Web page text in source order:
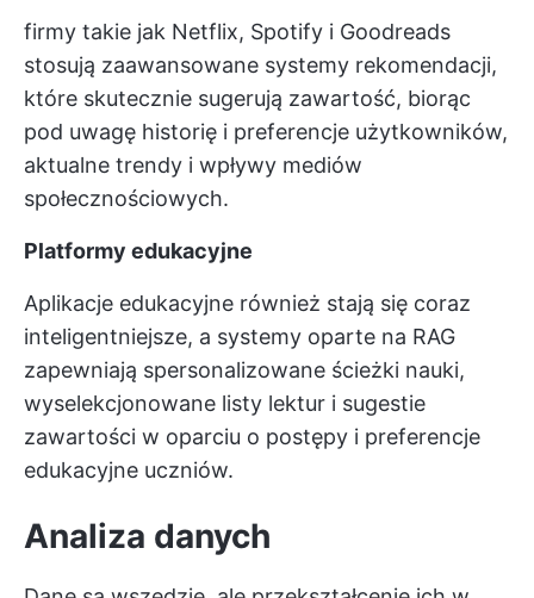
firmy takie jak Netflix, Spotify i Goodreads
stosują zaawansowane systemy rekomendacji,
które skutecznie sugerują zawartość, biorąc
pod uwagę historię i preferencje użytkowników,
aktualne trendy i wpływy mediów
społecznościowych.
Platformy edukacyjne
Aplikacje edukacyjne również stają się coraz
inteligentniejsze, a systemy oparte na RAG
zapewniają spersonalizowane ścieżki nauki,
wyselekcjonowane listy lektur i sugestie
zawartości w oparciu o postępy i preferencje
edukacyjne uczniów.
Analiza danych